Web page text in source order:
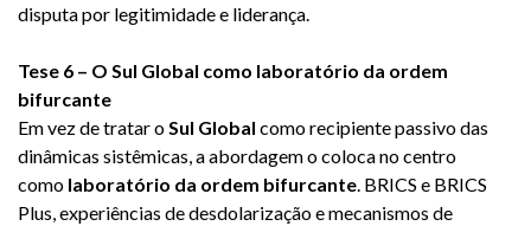
disputa por legitimidade e liderança.
Tese 6 – O Sul Global como laboratório da ordem
bifurcante
Em vez de tratar oSul Global como recipiente passivo das
dinâmicas sistêmicas, a abordagem o coloca no centro
como laboratório da ordem bifurcante. BRICS e BRICS
Plus, experiências de desdolarização e mecanismos de